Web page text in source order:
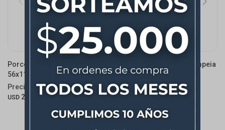
Porcelanato Corten Oxido
56x113cm
USD 27,90
Porcelanato Pietra Di Pompeia
56x113cm
USD 32,90